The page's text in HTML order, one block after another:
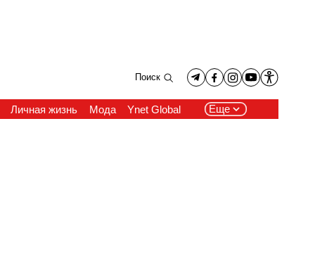
Поиск
Личная жизнь Мода Ynet Global Еще